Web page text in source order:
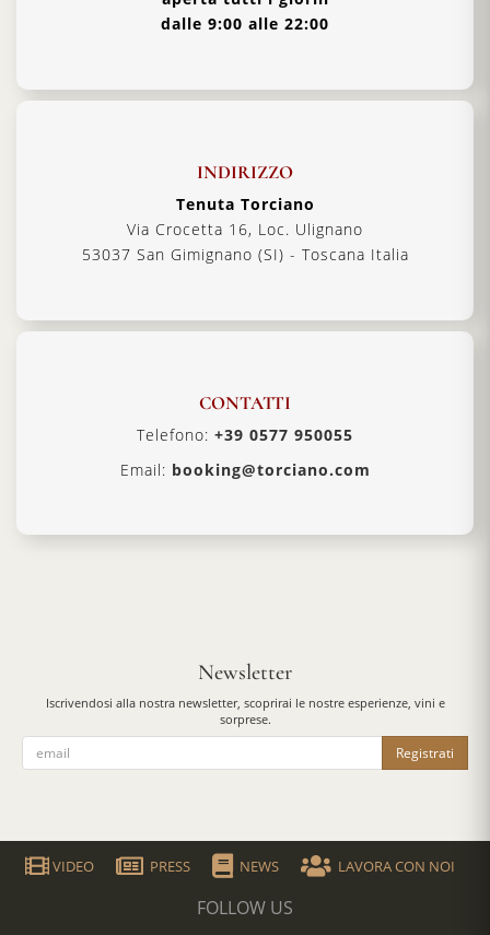
dalle 9:00 alle 22:00
INDIRIZZO
Tenuta Torciano
Via Crocetta 16, Loc. Ulignano
53037 San Gimignano (SI) - Toscana Italia
CONTATTI
Telefono: +39 0577 950055
Email: booking@torciano.com
Newsletter
Iscrivendosi alla nostra newsletter, scoprirai le nostre esperienze, vini e
sorprese.
Registrati
VIDEO PRESS NEWS LAVORA CON NOI
FOLLOW US